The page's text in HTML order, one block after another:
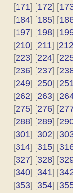
[171] [172] [
[184] [185] [
[197] [198] [
[210] [211] [212
[223] [224] [
[236] [237] [
[249] [250] [
[262] [263] [
[275] [276] [
[288] [289] [
[301] [302] [
[314] [315] [
[327] [328] [
[340] [341] [
[353] [354] [